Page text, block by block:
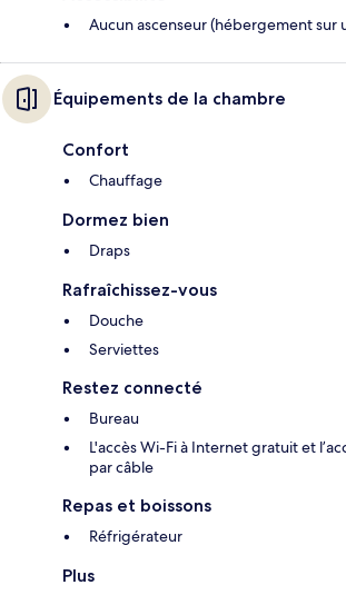
Aucun ascenseur (hébergement sur
Équipements de la chambre
Confort
Chauffage
Dormez bien
Draps
Rafraîchissez-vous
Douche
Serviettes
Restez connecté
Bureau
L'accès Wi-Fi à Internet gratuit et
par câble
Repas et boissons
Réfrigérateur
Plus